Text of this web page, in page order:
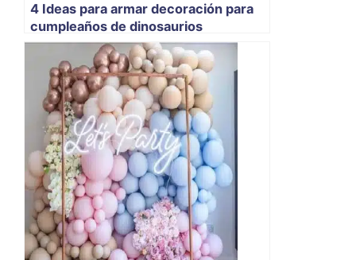
4 Ideas para armar decoración para
cumpleaños de dinosaurios